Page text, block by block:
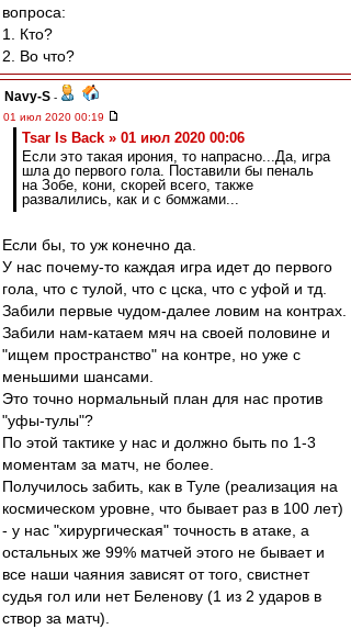
вопроса:
1. Кто?
2. Во что?
Navy-S -
01 июл 2020 00:19
Tsar Is Back » 01 июл 2020 00:06
Если это такая ирония, то напрасно...Да, игра
шла до первого гола. Поставили бы пеналь
на Зобе, кони, скорей всего, также
развалились, как и с бомжами...
Если бы, то уж конечно да.
У нас почему-то каждая игра идет до первого
гола, что с тулой, что с цска, что с уфой и тд.
Забили первые чудом-далее ловим на контрах.
Забили нам-катаем мяч на своей половине и
"ищем пространство" на контре, но уже с
меньшими шансами.
Это точно нормальный план для нас против
"уфы-тулы"?
По этой тактике у нас и должно быть по 1-3
моментам за матч, не более.
Получилось забить, как в Туле (реализация на
космическом уровне, что бывает раз в 100 лет)
- у нас "хирургическая" точность в атаке, а
остальных же 99% матчей этого не бывает и
все наши чаяния зависят от того, свистнет
судья гол или нет Беленову (1 из 2 ударов в
створ за матч).